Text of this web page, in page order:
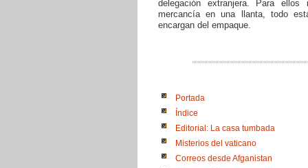
delegación extranjera. Para
mercancía en una llanta, todo
encargan del empaque.
Portada
Índice
Editorial: La casa tumbada
Misterios del vaticano
Correos desde Afganistan